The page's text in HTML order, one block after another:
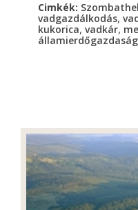
Cimkék:
vadgazdálkodás,
kukorica, vadkár,
államierdőgazdaság